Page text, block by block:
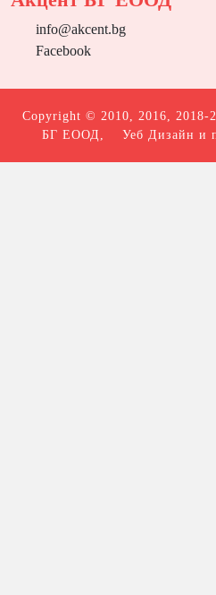
info@akcent.bg
Facebook
Copyright © 2010, 2016,
БГ ЕООД , Уеб Дизайн и